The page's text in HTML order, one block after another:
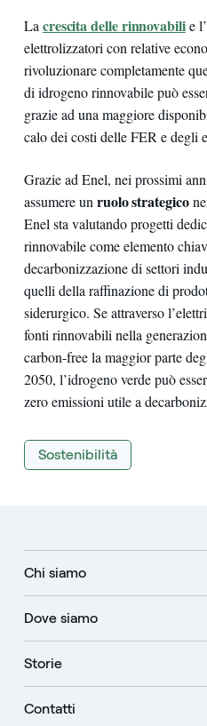
Lacrescita delle rinnovabilie
elettrolizzatori con relative
rivoluzionare completamente
di idrogeno rinnovabile può
grazie ad una maggiore
calo dei costi delle FER e degli
Grazie ad Enel, nei prossimi
assumere unruolo strategico
Enel sta valutando progetti
rinnovabile come elemento
decarbonizzazione di settori
quelli della raffinazione di
siderurgico. Se attraverso
fonti rinnovabili nella
carbon-free la maggior parte
2050, l’idrogeno verde può
zero emissioni utile a
Sostenibilità
Chi siamo
Dove siamo
Storie
Contatti